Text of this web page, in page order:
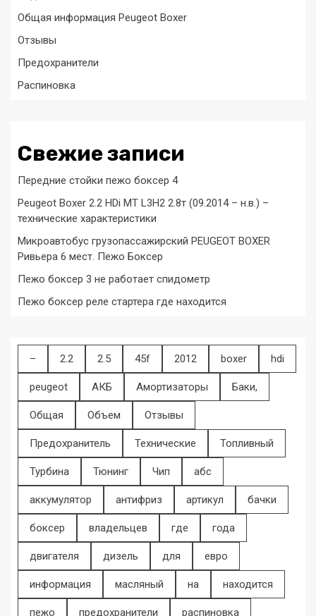
Общая информация Peugeot Boxer
Отзывы
Предохранители
Распиновка
Свежие записи
Передние стойки пежо боксер 4
Peugeot Boxer 2.2 HDi MT L3H2 2.8т (09.2014 – н.в.) –
технические характеристики
Микроавтобус грузопассажирский PEUGEOT BOXER
Ривьера 6 мест. Пежо Боксер
Пежо боксер 3 не работает спидометр
Пежо боксер реле стартера где находится
– 2.2 2.5 45f 2012 boxer hdi
peugeot АКБ Амортизаторы Баки,
Общая Объем Отзывы
Предохранитель Технические Топливный
Турбина Тюнинг Чип абс
аккумулятор антифриз артикул бачки
боксер владельцев где года
двигателя дизель для евро
информация масляный на находится
пежо предохранители распиновка